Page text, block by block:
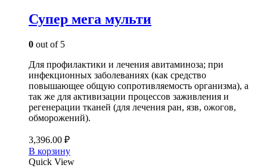
Супер мега мульти
0 out of 5
Для профилактики и лечения авитаминоза; при
инфекционных заболеваниях (как средство
повышающее общую сопротивляемость организма), а
так же для активизации процессов заживления и
регенерации тканей (для лечения ран, язв, ожогов,
обморожений).
3,396.00 ₽
В корзину
Quick View